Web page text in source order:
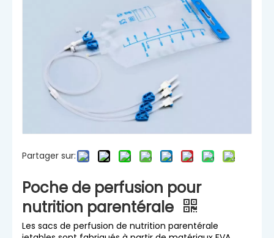
Partager sur:
Poche de perfusion pour
nutrition parentérale
Les sacs de perfusion de nutrition parentérale